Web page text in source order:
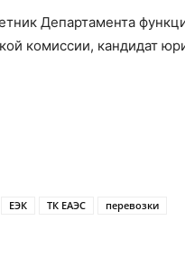
Департамента
комиссии, кандидат
ЕЭК ТК ЕАЭС перевозки